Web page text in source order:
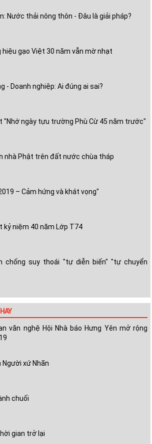
Nước thải nông thôn - Đâu là giải pháp?
hiệu gạo Việt 30 năm vẫn mờ nhạt
- Doanh nghiệp: Ai đúng ai sai?
"Nhớ ngày tựu trường Phù Cừ 45 năm trước"
nhà Phật trên đất nước chùa tháp
– Cảm hứng và khát vọng"
kỷ niệm 40 năm Lớp T74
chống suy thoái "tự diễn biến" "tự chuyển
văn nghệ Hội Nhà báo Hưng Yên mở rộng
Người xứ Nhãn
chuối
gian trở lại